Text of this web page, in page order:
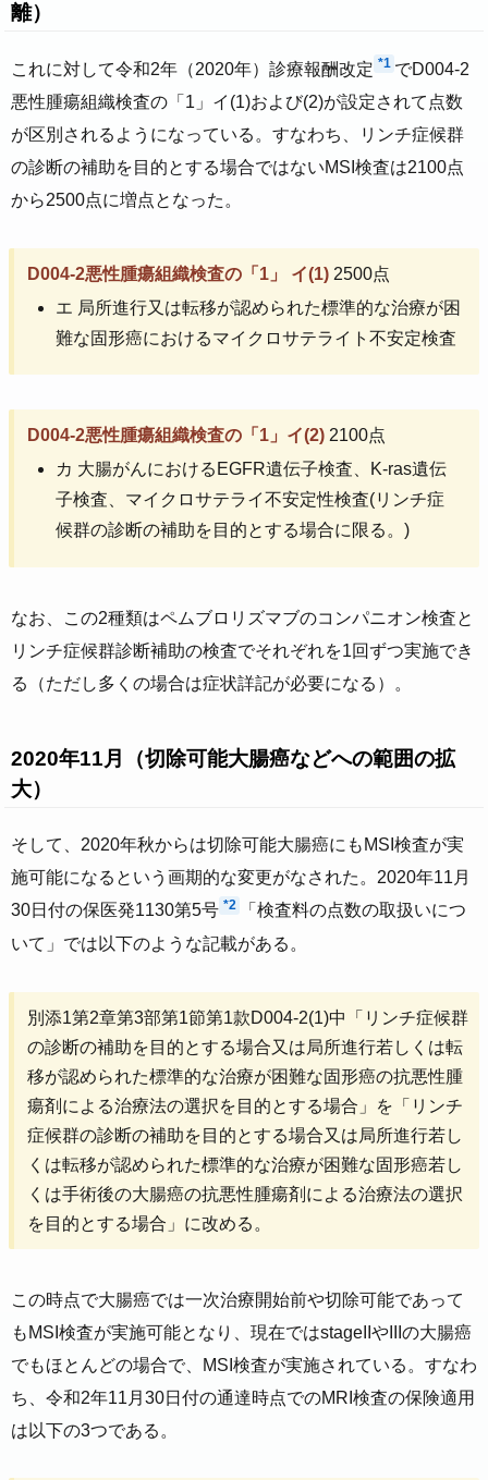
離）
これに対して令和2年（2020年）診療報酬改定 *1 でD004-2
悪性腫瘍組織検査の「1」イ(1)および(2)が設定されて点数
が区別されるようになっている。すなわち、リンチ症候群
の診断の補助を目的とする場合ではないMSI検査は2100点
から2500点に増点となった。
D004-2悪性腫瘍組織検査の「1」 イ(1) 2500点
エ 局所進行又は転移が認められた標準的な治療が困
難な固形癌におけるマイクロサテライト不安定検査
D004-2悪性腫瘍組織検査の「1」イ(2) 2100点
カ 大腸がんにおけるEGFR遺伝子検査、K-ras遺伝
子検査、マイクロサテライ不安定性検査(リンチ症
候群の診断の補助を目的とする場合に限る。)
なお、この2種類はペムブロリズマブのコンパニオン検査と
リンチ症候群診断補助の検査でそれぞれを1回ずつ実施でき
る（ただし多くの場合は症状詳記が必要になる）。
2020年11月（切除可能大腸癌などへの範囲の拡
大）
そして、2020年秋からは切除可能大腸癌にもMSI検査が実
施可能になるという画期的な変更がなされた。2020年11月
30日付の保医発1130第5号 *2
「検査料の点数の取扱いにつ
いて」では以下のような記載がある。
別添1第2章第3部第1節第1款D004-2(1)中「リンチ症候群
の診断の補助を目的とする場合又は局所進行若しくは転
移が認められた標準的な治療が困難な固形癌の抗悪性腫
瘍剤による治療法の選択を目的とする場合」を「リンチ
症候群の診断の補助を目的とする場合又は局所進行若し
くは転移が認められた標準的な治療が困難な固形癌若し
くは手術後の大腸癌の抗悪性腫瘍剤による治療法の選択
を目的とする場合」に改める。
この時点で大腸癌では一次治療開始前や切除可能であって
もMSI検査が実施可能となり、現在ではstageIIやIIIの大腸癌
でもほとんどの場合で、MSI検査が実施されている。すなわ
ち、令和2年11月30日付の通達時点でのMRI検査の保険適用
は以下の3つである。